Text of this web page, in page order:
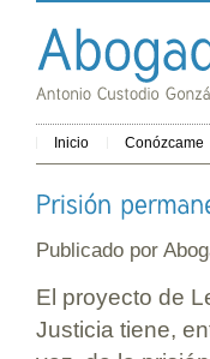
Inicio Conózcame
Publicado por
El proyecto de
Justicia tiene,